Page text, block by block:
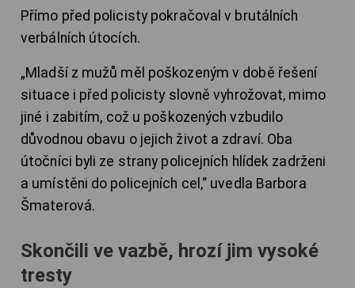
Přímo před policisty pokračoval v brutálních
verbálních útocích.
„Mladší z mužů měl poškozeným v době řešení
situace i před policisty slovně vyhrožovat, mimo
jiné i zabitím, což u poškozených vzbudilo
důvodnou obavu o jejich život a zdraví. Oba
útočníci byli ze strany policejních hlídek zadrženi
a umístěni do policejních cel,“ uvedla Barbora
Šmaterová.
Skončili ve vazbě, hrozí jim vysoké
tresty